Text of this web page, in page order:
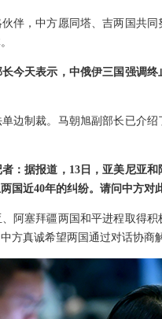
伴，中方愿同塔、吉两国共
今天表示，中俄伊三国强调
边制裁。马朝旭副部长已介
：据报道，13日，亚美尼亚
国近40年的纠纷。请问中方对
阿塞拜疆两国和平进程取得
方真诚希望两国通过对话协商